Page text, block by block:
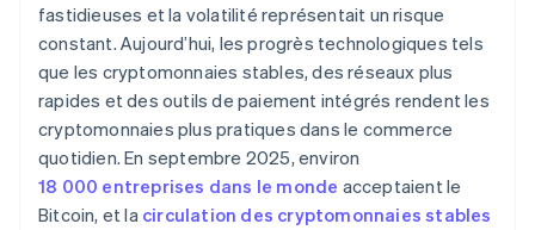
fastidieuses et la volatilité représentait un risque
constant. Aujourd’hui, les progrès technologiques tels
que les cryptomonnaies stables, des réseaux plus
rapides et des outils de paiement intégrés rendent les
cryptomonnaies plus pratiques dans le commerce
quotidien. En septembre 2025, environ
18 000 entreprises dans le monde acceptaient le
Bitcoin, et la circulation des cryptomonnaies stables